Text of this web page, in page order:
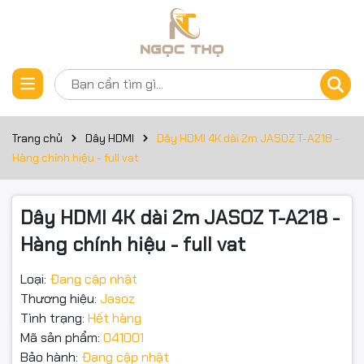
Trang chủ Dây HDMI
Dây HDMI 4K dài 2m JASOZ T-A218 -
Hàng chính hiệu - full vat
Dây HDMI 4K dài 2m JASOZ T-A218 -
Hàng chính hiệu - full vat
Loại: Đang cập nhật
Thương hiệu: Jasoz
Tình trạng: Hết hàng
Mã sản phẩm: 041001
Bảo hành: Đang cập nhật
Thông số kỹ thuật
Thương Hiệu: Jasoz
Độ Dài: 2M
chất lượng cao.
Băng thông: 18Gbps
Tiêu chuẩn dây : 19+1 lõi đồng
Độ phân giải:
0.5M -> 3M : Độ Phân Giải 4K@60Hz
Đặt trước sản phẩm